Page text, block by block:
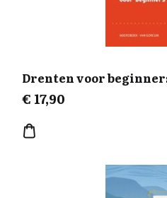
Drenten voor
€ 17,90